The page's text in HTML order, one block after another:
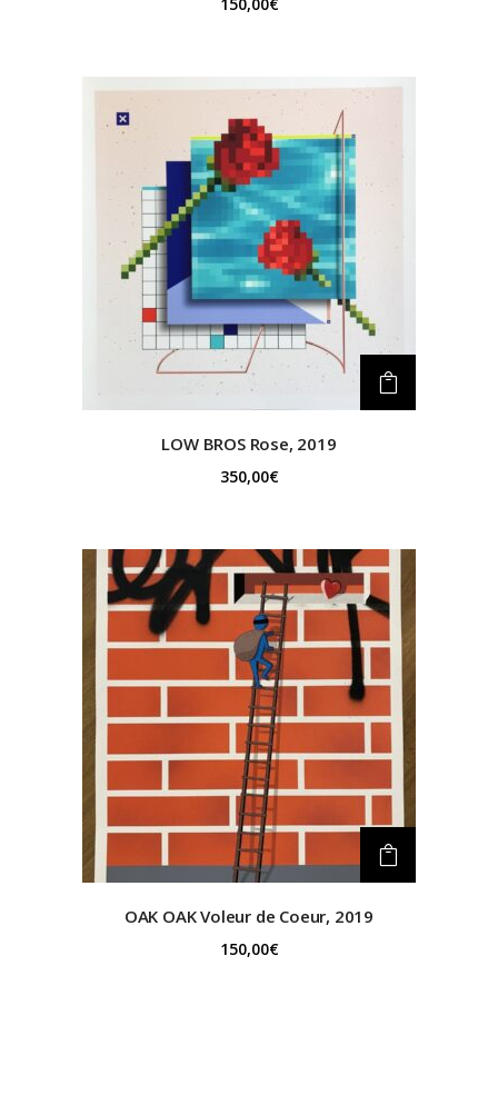
LOW BROS Rose, 2019
350,00€
OAK OAKVoleur de Coeur, 2019
150,00€